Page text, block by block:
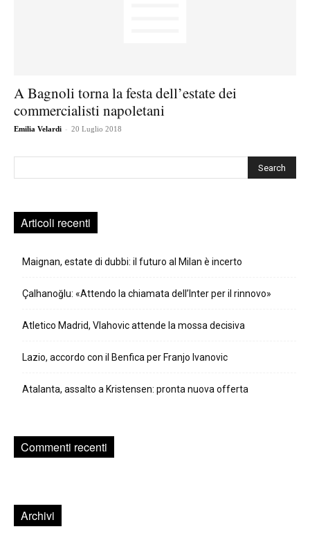
A Bagnoli torna la festa dell’estate dei
commercialisti napoletani
Emilia Velardi - 20 Luglio 2018
Articoli recenti
Maignan, estate di dubbi: il futuro al Milan è incerto
Çalhanoğlu: «Attendo la chiamata dell’Inter per il rinnovo»
Atletico Madrid, Vlahovic attende la mossa decisiva
Lazio, accordo con il Benfica per Franjo Ivanovic
Atalanta, assalto a Kristensen: pronta nuova offerta
Commenti recenti
Archivi